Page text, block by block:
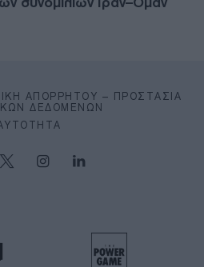
ΑΠΟΡΡΉΤΟΥ – ΠΡΟΣΤΑΣΊΑ
ΔΕΔΟΜΈΝΩΝ